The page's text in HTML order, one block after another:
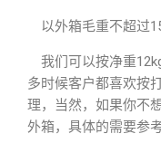
以外箱毛重不超过
我们可以按净重
多时候客户都喜欢按
理，当然，如果你不
外箱，具体的需要参